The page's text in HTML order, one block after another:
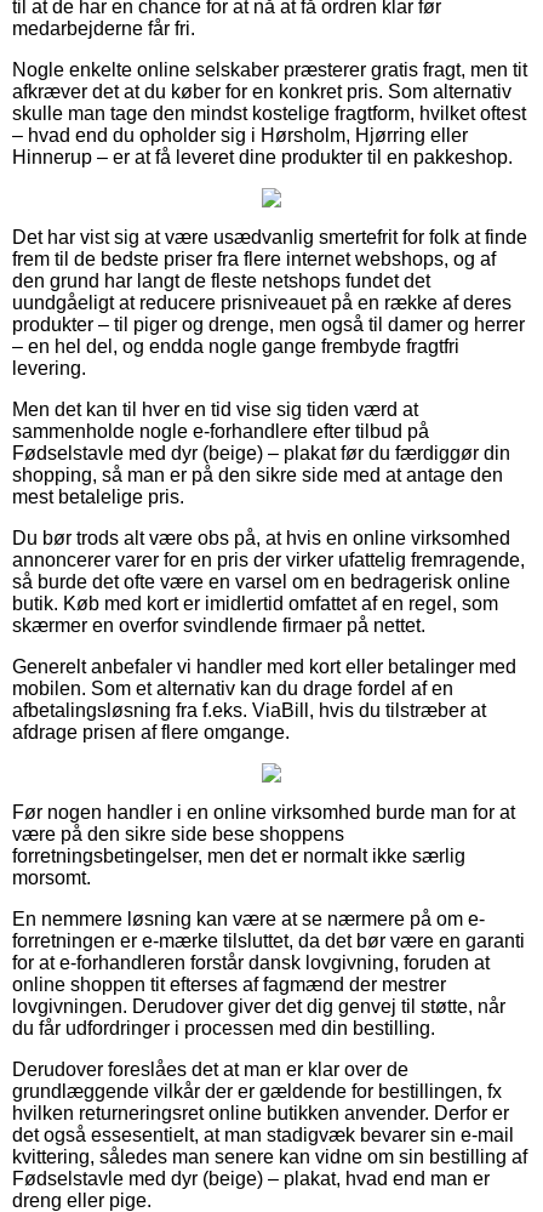
til at de har en chance for at nå at få ordren klar før
medarbejderne får fri.
Nogle enkelte online selskaber præsterer gratis fragt, men tit
afkræver det at du køber for en konkret pris. Som alternativ
skulle man tage den mindst kostelige fragtform, hvilket oftest
– hvad end du opholder sig i Hørsholm, Hjørring eller
Hinnerup – er at få leveret dine produkter til en pakkeshop.
Det har vist sig at være usædvanlig smertefrit for folk at finde
frem til de bedste priser fra flere internet webshops, og af
den grund har langt de fleste netshops fundet det
uundgåeligt at reducere prisniveauet på en række af deres
produkter – til piger og drenge, men også til damer og herrer
– en hel del, og endda nogle gange frembyde fragtfri
levering.
Men det kan til hver en tid vise sig tiden værd at
sammenholde nogle e-forhandlere efter tilbud på
Fødselstavle med dyr (beige) – plakat før du færdiggør din
shopping, så man er på den sikre side med at antage den
mest betalelige pris.
Du bør trods alt være obs på, at hvis en online virksomhed
annoncerer varer for en pris der virker ufattelig fremragende,
så burde det ofte være en varsel om en bedragerisk online
butik. Køb med kort er imidlertid omfattet af en regel, som
skærmer en overfor svindlende firmaer på nettet.
Generelt anbefaler vi handler med kort eller betalinger med
mobilen. Som et alternativ kan du drage fordel af en
afbetalingsløsning fra f.eks. ViaBill, hvis du tilstræber at
afdrage prisen af flere omgange.
Før nogen handler i en online virksomhed burde man for at
være på den sikre side bese shoppens
forretningsbetingelser, men det er normalt ikke særlig
morsomt.
En nemmere løsning kan være at se nærmere på om e-
forretningen er e-mærke tilsluttet, da det bør være en garanti
for at e-forhandleren forstår dansk lovgivning, foruden at
online shoppen tit efterses af fagmænd der mestrer
lovgivningen. Derudover giver det dig genvej til støtte, når
du får udfordringer i processen med din bestilling.
Derudover foreslåes det at man er klar over de
grundlæggende vilkår der er gældende for bestillingen, fx
hvilken returneringsret online butikken anvender. Derfor er
det også essesentielt, at man stadigvæk bevarer sin e-mail
kvittering, således man senere kan vidne om sin bestilling af
Fødselstavle med dyr (beige) – plakat, hvad end man er
dreng eller pige.